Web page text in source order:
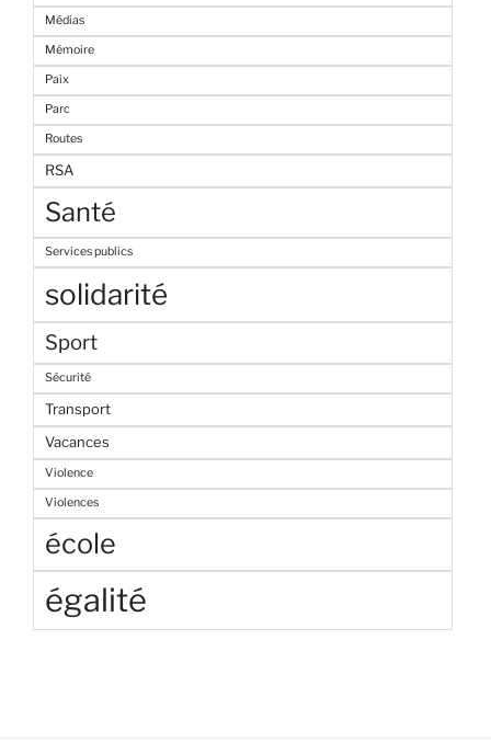
Médias
Mémoire
Paix
Parc
Routes
RSA
Santé
Services publics
solidarité
Sport
Sécurité
Transport
Vacances
Violence
Violences
école
égalité